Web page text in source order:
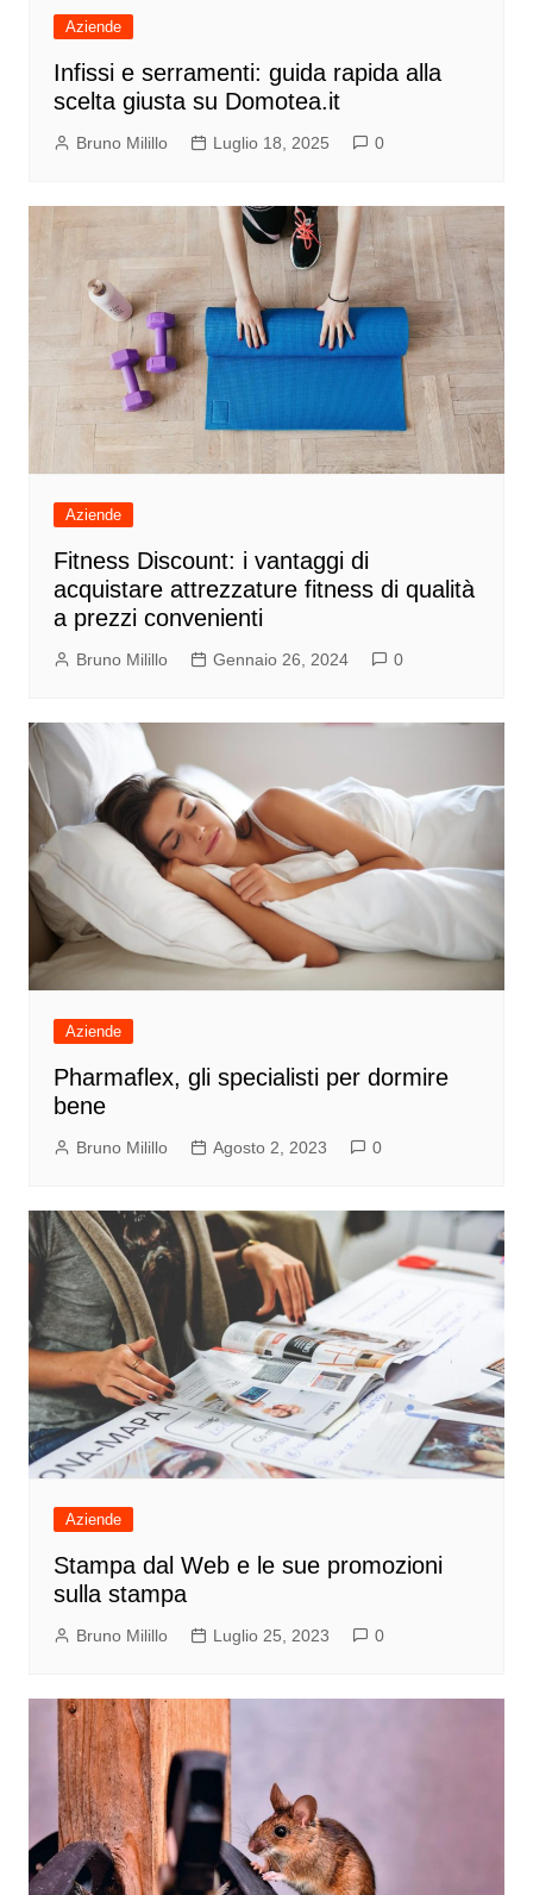
Aziende
Infissi e serramenti: guida rapida alla
scelta giusta su Domotea.it
Bruno Milillo Luglio 18, 2025 0
Aziende
Fitness Discount: i vantaggi di
acquistare attrezzature fitness di qualità
a prezzi convenienti
Bruno Milillo Gennaio 26, 2024 0
Aziende
Pharmaflex, gli specialisti per dormire
bene
Bruno Milillo Agosto 2, 2023 0
Aziende
Stampa dal Web e le sue promozioni
sulla stampa
Bruno Milillo Luglio 25, 2023 0